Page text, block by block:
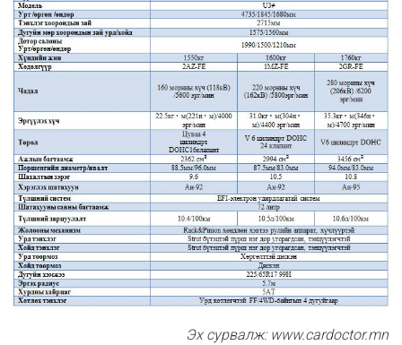
Эх сурвалж: www.cardoctor.mn